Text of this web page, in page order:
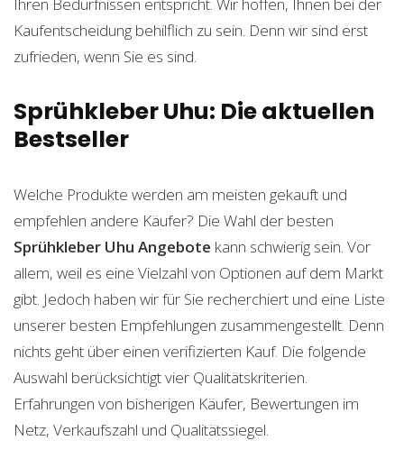
Kaufentscheidung behilflich zu sein. Denn wir sind erst
zufrieden, wenn Sie es sind.
Sprühkleber Uhu: Die aktuellen
Bestseller
Welche Produkte werden am meisten gekauft und
empfehlen andere Käufer? Die Wahl der besten
Sprühkleber Uhu Angebote kann schwierig sein. Vor
allem, weil es eine Vielzahl von Optionen auf dem Markt
gibt. Jedoch haben wir für Sie recherchiert und eine Liste
unserer besten Empfehlungen zusammengestellt. Denn
nichts geht über einen verifizierten Kauf. Die folgende
Auswahl berücksichtigt vier Qualitätskriterien.
Erfahrungen von bisherigen Käufer, Bewertungen im
Netz, Verkaufszahl und Qualitätssiegel.